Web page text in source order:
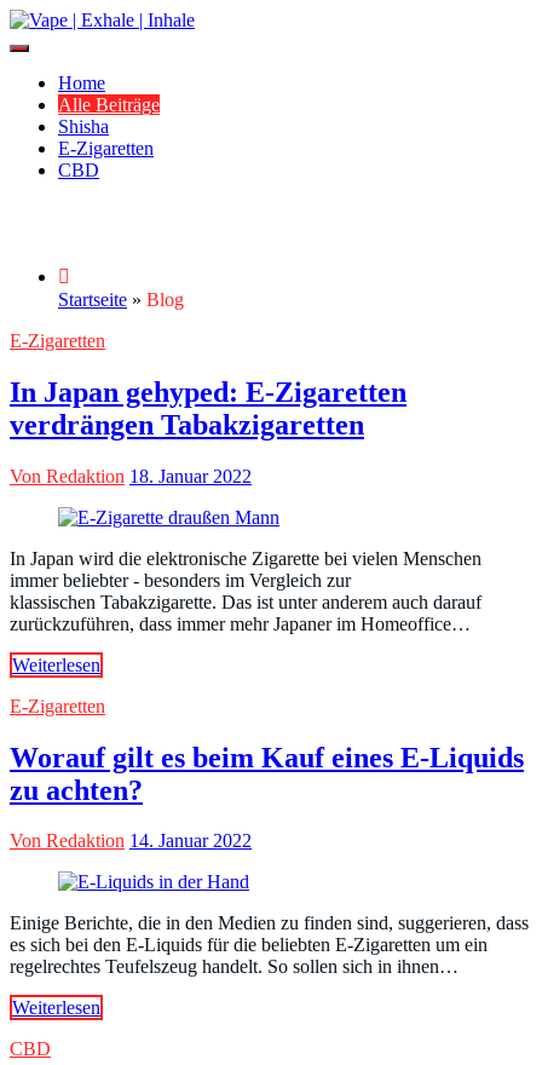
Zum
Inhalt
Vape | Exhale | Inhale
und CBD.
Home
Alle Beiträge
Shisha
E-Zigaretten
CBD
Startseite » Blog
E-Zigaretten
In Japan gehyped: E-Zigaretten
verdrängen Tabakzigaretten
Von Redaktion 18. Januar 2022
In Japan wird die elektronische Zigarette bei vielen Menschen
immer beliebter - besonders im Vergleich zur
klassischen Tabakzigarette. Das ist unter anderem auch darauf
zurückzuführen, dass immer mehr Japaner im Homeoffice…
Weiterlesen
E-Zigaretten
Worauf gilt es beim Kauf eines E-Liquids
zu achten?
Von Redaktion 14. Januar 2022
Einige Berichte, die in den Medien zu finden sind, suggerieren, dass
es sich bei den E-Liquids für die beliebten E-Zigaretten um ein
regelrechtes Teufelszeug handelt. So sollen sich in ihnen…
Weiterlesen
CBD